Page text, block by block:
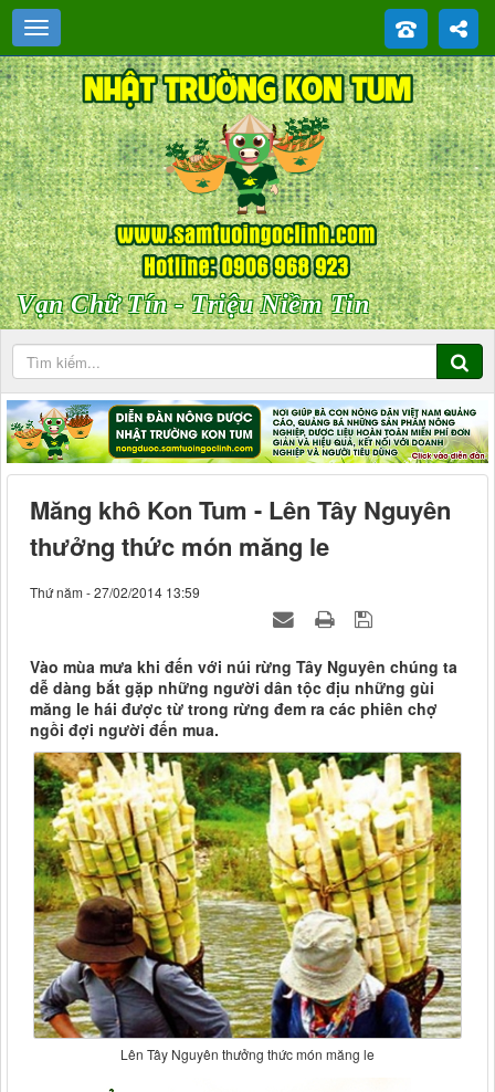
Vạn Chữ Tín - Triệu Niềm Tin
Măng khô Kon Tum - Lên Tây Nguyên
thưởng thức món măng le
Thứ năm - 27/02/2014 13:59
Vào mùa mưa khi đến với núi rừng Tây Nguyên chúng ta
dễ dàng bắt gặp những người dân tộc địu những gùi
măng le hái được từ trong rừng đem ra các phiên chợ
ngồi đợi người đến mua.
Lên Tây Nguyên thưởng thức món măng le